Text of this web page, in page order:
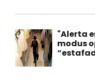
"Alerta
modus